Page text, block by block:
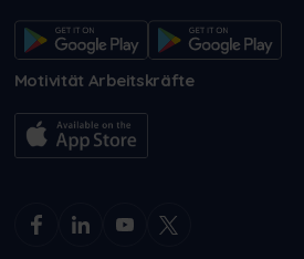
Motivität Arbeitskräfte